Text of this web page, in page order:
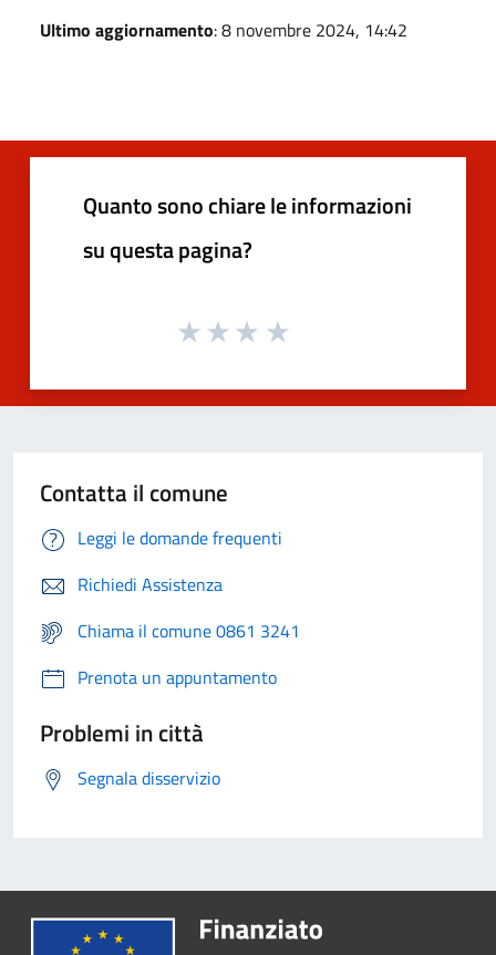
Ultimo aggiornamento: 8 novembre 2024, 14:42
Quanto sono chiare le informazioni
su questa pagina?
Contatta il comune
Leggi le domande frequenti
Richiedi Assistenza
Chiama il comune 0861 3241
Prenota un appuntamento
Problemi in città
Segnala disservizio